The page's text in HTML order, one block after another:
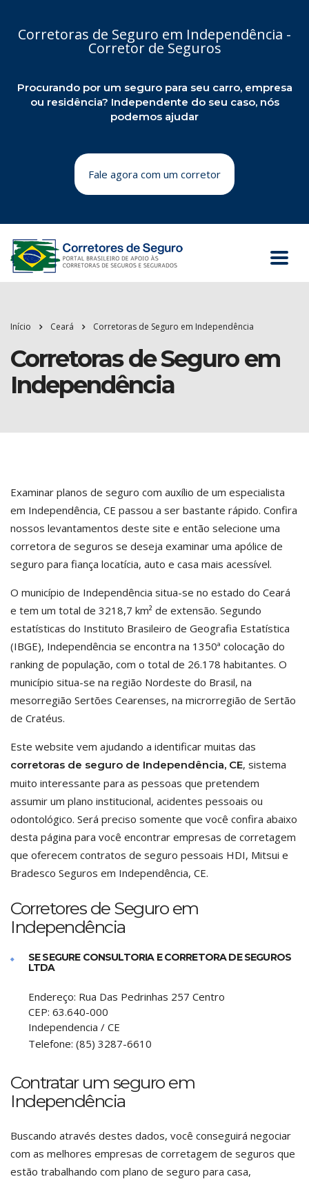
Corretoras de Seguro em Independência -
Corretor de Seguros
Procurando por um seguro para seu carro, empresa
ou residência? Independente do seu caso, nós
podemos ajudar
Fale agora com um corretor
Início Ceará Corretoras de Seguro em Independência
Corretoras de Seguro em
Independência
Examinar planos de seguro com auxílio de um especialista
em Independência, CE passou a ser bastante rápido. Confira
nossos levantamentos deste site e então selecione uma
corretora de seguros se deseja examinar uma apólice de
seguro para fiança locatícia, auto e casa mais acessível.
O município de Independência situa-se no estado do Ceará
e tem um total de 3218,7 km² de extensão. Segundo
estatísticas do Instituto Brasileiro de Geografia Estatística
(IBGE), Independência se encontra na 1350ª colocação do
ranking de população, com o total de 26.178 habitantes. O
município situa-se na região Nordeste do Brasil, na
mesorregião Sertões Cearenses, na microrregião de Sertão
de Cratéus.
Este website vem ajudando a identificar muitas das
corretoras de seguro de Independência, CE, sistema
muito interessante para as pessoas que pretendem
assumir um plano institucional, acidentes pessoais ou
odontológico. Será preciso somente que você confira abaixo
desta página para você encontrar empresas de corretagem
que oferecem contratos de seguro pessoais HDI, Mitsui e
Bradesco Seguros em Independência, CE.
Corretores de Seguro em
Independência
SE SEGURE CONSULTORIA E CORRETORA DE SEGUROS
LTDA
Endereço: Rua Das Pedrinhas 257 Centro
CEP: 63.640-000
Independencia / CE
Telefone: (85) 3287-6610
Contratar um seguro em
Independência
Buscando através destes dados, você conseguirá negociar
com as melhores empresas de corretagem de seguros que
estão trabalhando com plano de seguro para casa,